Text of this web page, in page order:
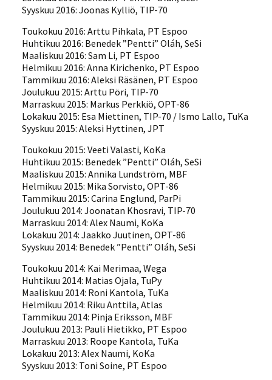
Syyskuu 2016: Joonas Kylliö, TIP-70
Toukokuu 2016: Arttu Pihkala, PT Espoo
Huhtikuu 2016: Benedek ”Pentti” Oláh, SeSi
Maaliskuu 2016: Sam Li, PT Espoo
Helmikuu 2016: Anna Kirichenko, PT Espoo
Tammikuu 2016: Aleksi Räsänen, PT Espoo
Joulukuu 2015: Arttu Pöri, TIP-70
Marraskuu 2015: Markus Perkkiö, OPT-86
Lokakuu 2015: Esa Miettinen, TIP-70 / Ismo Lallo, TuKa
Syyskuu 2015: Aleksi Hyttinen, JPT
Toukokuu 2015: Veeti Valasti, KoKa
Huhtikuu 2015: Benedek ”Pentti” Oláh, SeSi
Maaliskuu 2015: Annika Lundström, MBF
Helmikuu 2015: Mika Sorvisto, OPT-86
Tammikuu 2015: Carina Englund, ParPi
Joulukuu 2014: Joonatan Khosravi, TIP-70
Marraskuu 2014: Alex Naumi, KoKa
Lokakuu 2014: Jaakko Juutinen, OPT-86
Syyskuu 2014: Benedek ”Pentti” Oláh, SeSi
Toukokuu 2014: Kai Merimaa, Wega
Huhtikuu 2014: Matias Ojala, TuPy
Maaliskuu 2014: Roni Kantola, TuKa
Helmikuu 2014: Riku Anttila, Atlas
Tammikuu 2014: Pinja Eriksson, MBF
Joulukuu 2013: Pauli Hietikko, PT Espoo
Marraskuu 2013: Roope Kantola, TuKa
Lokakuu 2013: Alex Naumi, KoKa
Syyskuu 2013: Toni Soine, PT Espoo